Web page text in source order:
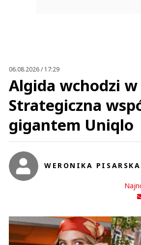
06.08.2026 / 17:29
Algida wchodzi w
Strategiczna
gigantem Uniqlo
WERONIKA PISARSKA